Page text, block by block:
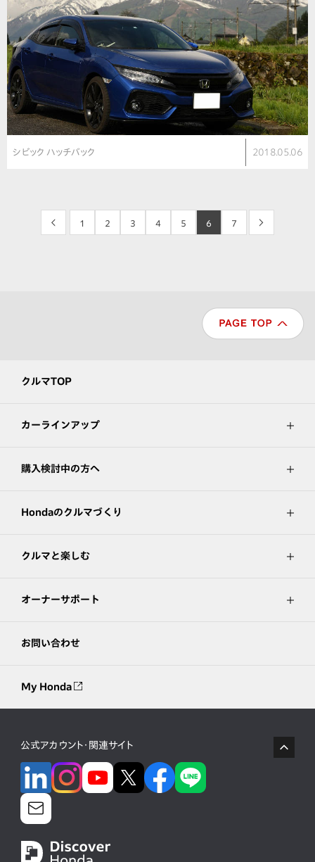
シビック ハッチバック 2018.05.06
< 1 2 3 4 5 6 7 >
クルマTOP
カーラインアップ
購入検討中の方へ
Hondaのクルマづくり
クルマと楽しむ
オーナーサポート
お問い合わせ
My Honda
公式アカウント・関連サイト